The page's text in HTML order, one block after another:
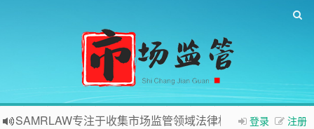
登录 注册
SAMRLAW专注于收集市场监管领域法律相关内容